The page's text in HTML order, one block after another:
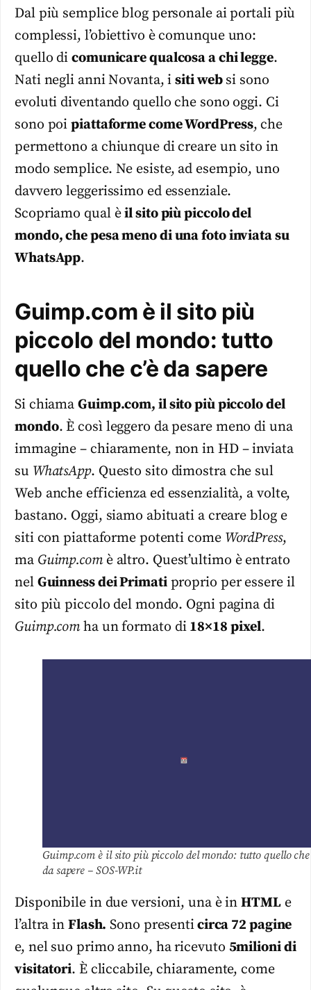
Dal più semplice blog personale ai portali più
complessi, l’obiettivo è comunque uno:
quello dicomunicare qualcosa a chi legge.
Nati negli anni Novanta, isiti websi sono
evoluti diventando quello che sono oggi. Ci
sono poipiattaforme come WordPress, che
permettono a chiunque di creare un sito in
modo semplice. Ne esiste, ad esempio, uno
davvero leggerissimo ed essenziale.
Scopriamo qual èil sito più piccolo del
mondo, che pesa meno di una foto inviata su
WhatsApp.
Guimp.com è il sito più
piccolo del mondo: tutto
quello che c’è da sapere
Si chiama Guimp.com, il sito più piccolo del
mondo. È così leggero da pesare meno di una
immagine – chiaramente, non in HD – inviata
su WhatsApp. Questo sito dimostra che sul
Web anche efficienza ed essenzialità, a volte,
bastano. Oggi, siamo abituati a creare blog e
siti con piattaforme potenti come WordPress,
ma Guimp.comè altro. Quest’ultimo è entrato
nel Guinness dei Primatiproprio per essere il
sito più piccolo del mondo. Ogni pagina di
Guimp.comha un formato di 18×18 pixel.
Guimp.com è il sito più piccolo del mondo: tutto quello che
da sapere – SOS-WP.it
Disponibile in due versioni, una è inHTMLe
l’altra in Flash. Sono presenticirca 72 pagine
e, nel suo primo anno, ha ricevuto 5milioni di
visitatori. È cliccabile, chiaramente, come